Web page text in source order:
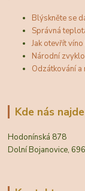
Blýskněte se
Správná
Jak otevřít
Národní
Odzátkování a
Kde nás
Hodonínská 878
Dolní Bojanovice,